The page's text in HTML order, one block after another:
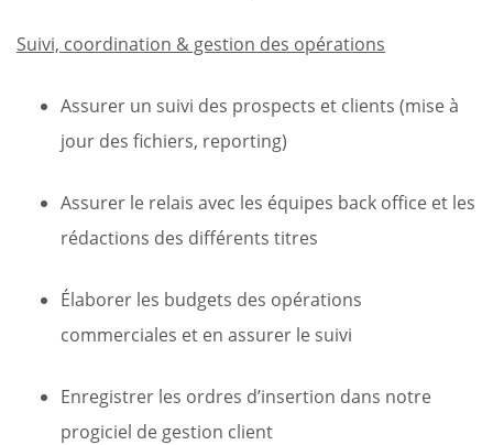
Suivi, coordination & gestion des opérations
Assurer un suivi des prospects et clients (mise à
jour des fichiers, reporting)
Assurer le relais avec les équipes back office et les
rédactions des différents titres
Élaborer les budgets des opérations
commerciales et en assurer le suivi
Enregistrer les ordres d’insertion dans notre
progiciel de gestion client